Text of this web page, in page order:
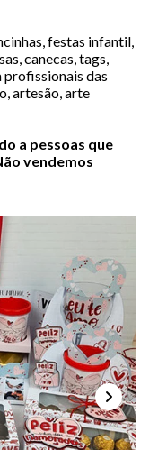
festas infantil,
canecas, tags,
profissionais das
artesão, arte
a pessoas que
vendemos